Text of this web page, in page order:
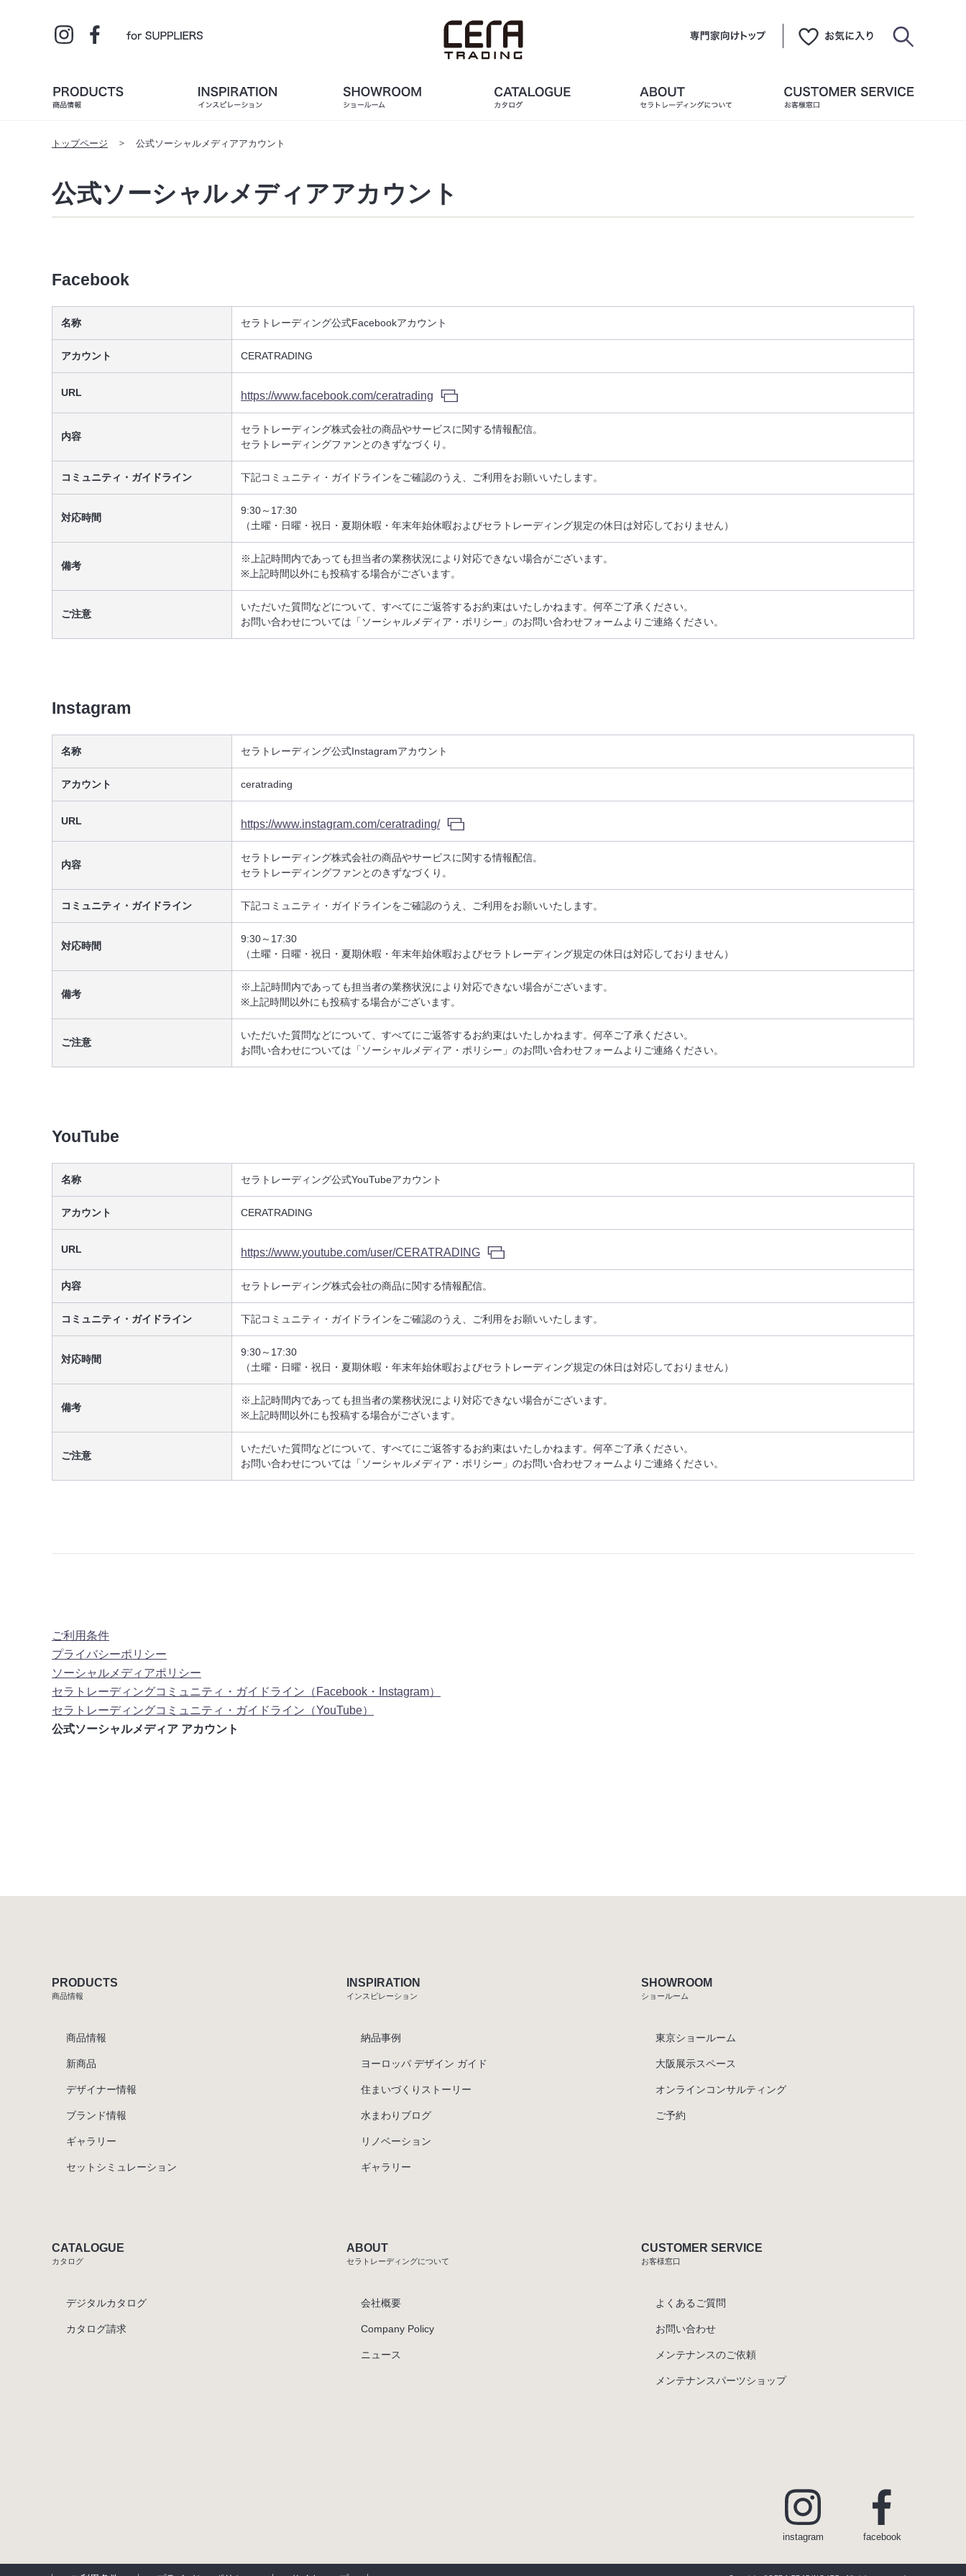
トップページ 公式ソーシャルメディアアカウント
公式ソーシャルメディアアカウント
Facebook
名称 セラトレーディング公式Facebookアカウント
アカウント CERATRADING
URL https://www.facebook.com/ceratrading
内容
セラトレーディング株式会社の商品やサービスに関する情報配信。
セラトレーディングファンとのきずなづくり。
コミュニティ・ガイドライン 下記コミュニティ・ガイドラインをご確認のうえ、ご利用をお願いいたします。
対応時間
9:30～17:30
（土曜・日曜・祝日・夏期休暇・年末年始休暇およびセラトレーディング規定の休日は対応しておりません）
備考
※上記時間内であっても担当者の業務状況により対応できない場合がございます。
※上記時間以外にも投稿する場合がございます。
ご注意
いただいた質問などについて、すべてにご返答するお約束はいたしかねます。何卒ご了承ください。
お問い合わせについては「ソーシャルメディア・ポリシー」のお問い合わせフォームよりご連絡ください。
Instagram
名称 セラトレーディング公式Instagramアカウント
アカウント ceratrading
URL https://www.instagram.com/ceratrading/
内容
セラトレーディング株式会社の商品やサービスに関する情報配信。
セラトレーディングファンとのきずなづくり。
コミュニティ・ガイドライン 下記コミュニティ・ガイドラインをご確認のうえ、ご利用をお願いいたします。
対応時間
9:30～17:30
（土曜・日曜・祝日・夏期休暇・年末年始休暇およびセラトレーディング規定の休日は対応しておりません）
備考
※上記時間内であっても担当者の業務状況により対応できない場合がございます。
※上記時間以外にも投稿する場合がございます。
ご注意
いただいた質問などについて、すべてにご返答するお約束はいたしかねます。何卒ご了承ください。
お問い合わせについては「ソーシャルメディア・ポリシー」のお問い合わせフォームよりご連絡ください。
YouTube
名称 セラトレーディング公式YouTubeアカウント
アカウント CERATRADING
URL https://www.youtube.com/user/CERATRADING
内容 セラトレーディング株式会社の商品に関する情報配信。
コミュニティ・ガイドライン 下記コミュニティ・ガイドラインをご確認のうえ、ご利用をお願いいたします。
対応時間
9:30～17:30
（土曜・日曜・祝日・夏期休暇・年末年始休暇およびセラトレーディング規定の休日は対応しておりません）
備考
※上記時間内であっても担当者の業務状況により対応できない場合がございます。
※上記時間以外にも投稿する場合がございます。
ご注意
いただいた質問などについて、すべてにご返答するお約束はいたしかねます。何卒ご了承ください。
お問い合わせについては「ソーシャルメディア・ポリシー」のお問い合わせフォームよりご連絡ください。
ご利用条件
プライバシーポリシー
ソーシャルメディアポリシー
セラトレーディングコミュニティ・ガイドライン（Facebook・Instagram）
セラトレーディングコミュニティ・ガイドライン（YouTube）
公式ソーシャルメディア アカウント
instagram facebook
PRODUCTS
商品情報
商品情報
新商品
デザイナー情報
ブランド情報
ギャラリー
セットシミュレーション
INSPIRATION
インスピレーション
納品事例
ヨーロッパ デザイン ガイド
住まいづくりストーリー
水まわりブログ
リノベーション
ギャラリー
SHOWROOM
ショールーム
東京ショールーム
大阪展示スペース
オンラインコンサルティング
ご予約
CATALOGUE
カタログ
デジタルカタログ
カタログ請求
ABOUT
セラトレーディングについて
会社概要
Company Policy
ニュース
CUSTOMER SERVICE
お客様窓口
よくあるご質問
お問い合わせ
メンテナンスのご依頼
メンテナンスパーツショップ